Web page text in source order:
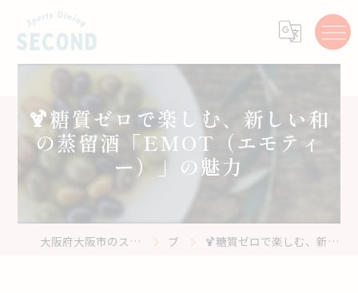
🍹糖質ゼロで楽しむ、新しい和
の蒸留酒「EMOT（エモティ
ー）」の魅力
大阪府大阪市のスポーツバーはスポーツ居酒屋 Second ブログ 🍹糖質ゼロで楽しむ、新しい和の蒸留酒「EMOT（エモティー）」の魅力